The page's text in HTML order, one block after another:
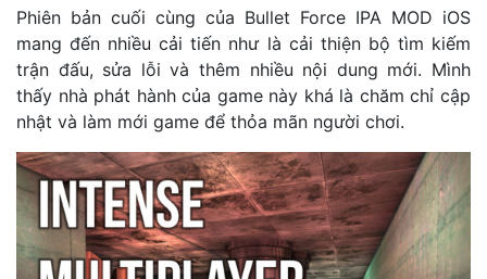
Phiên bản cuối cùng của Bullet Force IPA MOD iOS
mang đến nhiều cải tiến như là cải thiện bộ tìm kiếm
trận đấu, sửa lỗi và thêm nhiều nội dung mới. Mình
thấy nhà phát hành của game này khá là chăm chỉ cập
nhật và làm mới game để thỏa mãn người chơi.